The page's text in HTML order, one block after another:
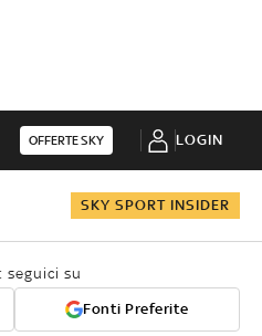
OFFERTE SKY LOGIN
SKY SPORT INSIDER
seguici su
Fonti Preferite